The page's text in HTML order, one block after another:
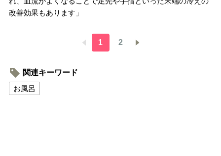
改善効果もあります」
1 2
関連キーワード
お風呂